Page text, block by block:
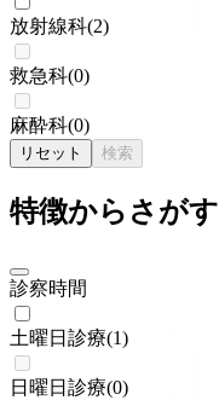
放射線科(2)
救急科(0)
麻酔科(0)
リセット 検索
特徴からさがす
診察時間
土曜日診療(1)
日曜日診療(0)